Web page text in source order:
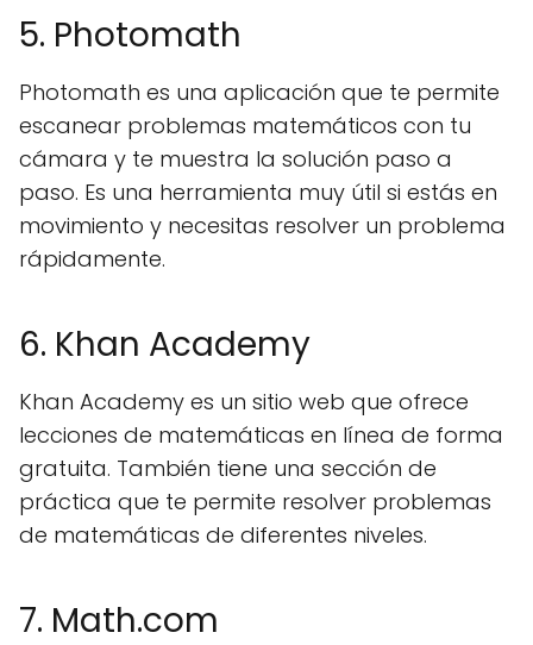
5. Photomath
Photomath es una aplicación que te permite
escanear problemas matemáticos con tu
cámara y te muestra la solución paso a
paso. Es una herramienta muy útil si estás en
movimiento y necesitas resolver un problema
rápidamente.
6. Khan Academy
Khan Academy es un sitio web que ofrece
lecciones de matemáticas en línea de forma
gratuita. También tiene una sección de
práctica que te permite resolver problemas
de matemáticas de diferentes niveles.
7. Math.com